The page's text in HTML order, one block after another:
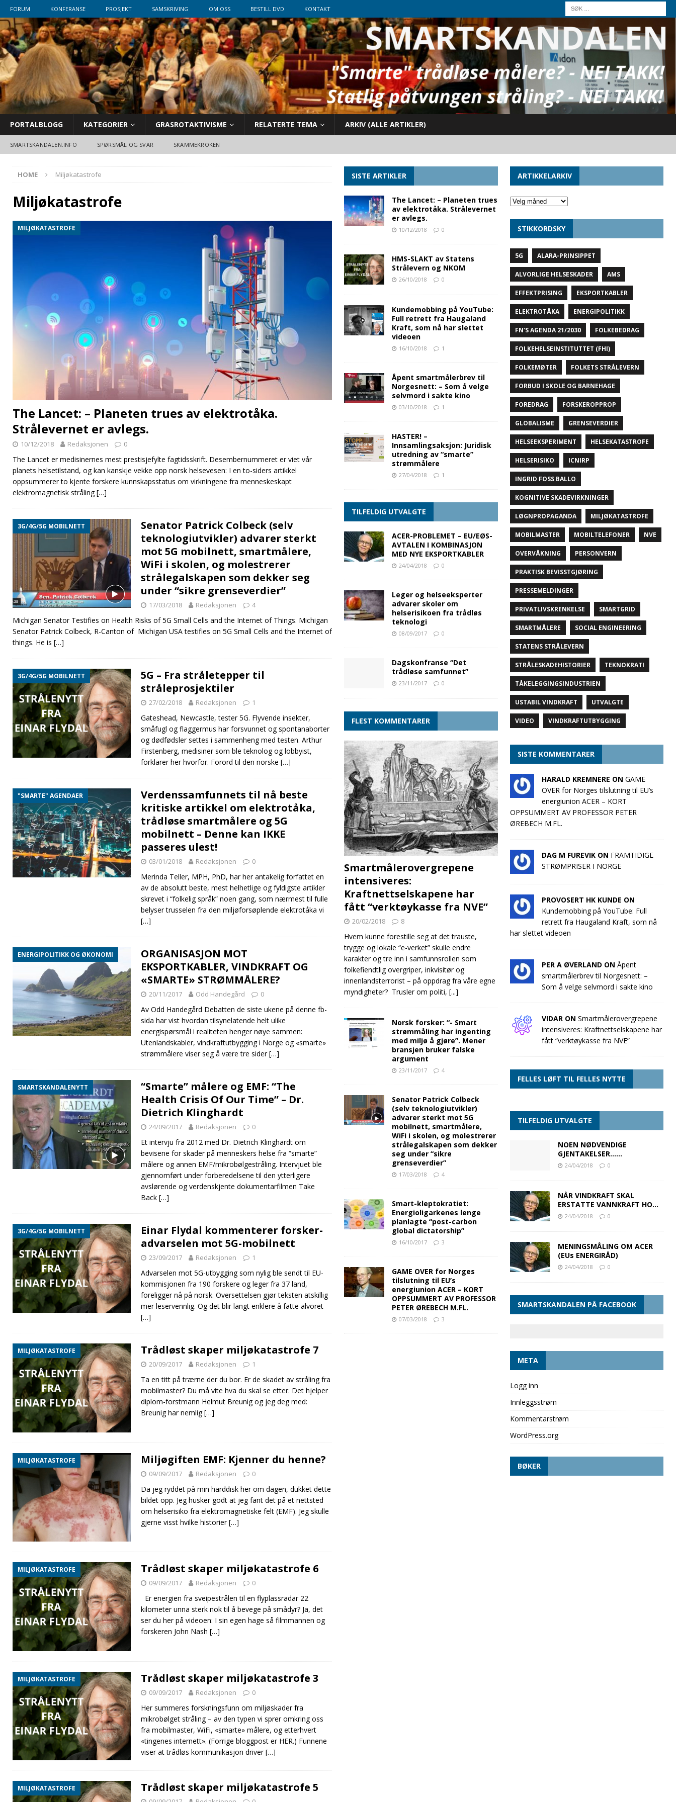
FORUM KONFERANSE PROSJEKT SAMSKRIVING OM OSS BESTILL DVD KONTAKT
PORTALBLOGG KATEGORIER GRASROTAKTIVISME RELATERTE TEMA ARKIV (ALLE ARTIKLER)
SMARTSKANDALEN.INFO SPØRSMÅL OG SVAR SKAMMEKROKEN
HOME Miljøkatastrofe
Miljøkatastrofe
MILJØKATASTROFE
The Lancet: – Planeten trues av elektrotåka.
Strålevernet er avlegs.
10/12/2018 Redaksjonen 0
The Lancet er medisinernes mest prestisjefylte fagtidsskrift. Desembernummeret er viet vår
planets helsetilstand, og kan kanskje vekke opp norsk helsevesen: I en to-siders artikkel
oppsummerer to kjente forskere kunnskapsstatus om virkningene fra menneskeskapt
elektromagnetisk stråling[…]
3G/4G/5G MOBILNETT
Senator Patrick Colbeck (selv
teknologiutvikler) advarer sterkt
mot 5G mobilnett, smartmålere,
WiFi i skolen, og molestrerer
strålegalskapen som dekker seg
under “sikre grenseverdier”
17/03/2018 Redaksjonen 4
Michigan Senator Testifies on Health Risks of 5G Small Cells and the Internet of Things. Michigan
Senator Patrick Colbeck, R-Canton of Michigan USA testifies on 5G Small Cells and the Internet of
things. He is […]
3G/4G/5G MOBILNETT
5G – Fra stråletepper til
stråleprosjektiler
27/02/2018 Redaksjonen 1
Gateshead, Newcastle, tester 5G. Flyvende insekter,
småfugl og flaggermus har forsvunnet og spontanaborter
og dødfødsler settes i sammenheng med testen. Arthur
Firstenberg, medisiner som ble teknolog og lobbyist,
forklarer her hvorfor. Forord til den norske […]
"SMARTE" AGENDAER
Verdenssamfunnets til nå beste
kritiske artikkel om elektrotåka,
trådløse smartmålere og 5G
mobilnett – Denne kan IKKE
passeres ulest!
03/01/2018 Redaksjonen 0
Merinda Teller, MPH, PhD, har her antakelig forfattet en
av de absolutt beste, mest helhetlige og fyldigste artikler
skrevet i “folkelig språk” noen gang, som nærmest til fulle
belyser trusselen fra den miljøforsøplende elektrotåka vi
[…]
ENERGIPOLITIKK OG ØKONOMI
ORGANISASJON MOT
EKSPORTKABLER, VINDKRAFT OG
«SMARTE» STRØMMÅLERE?
20/11/2017 Odd Handegård 0
Av Odd Handegård Debatten de siste ukene på denne fb-
sida har vist hvordan tilsynelatende helt ulike
energispørsmål i realiteten henger nøye sammen:
Utenlandskabler, vindkraftutbygging i Norge og «smarte»
strømmålere viser seg å være tre sider[…]
SMARTSKANDALENYTT
“Smarte” målere og EMF: “The
Health Crisis Of Our Time” – Dr.
Dietrich Klinghardt
24/09/2017 Redaksjonen 0
Et intervju fra 2012 med Dr. Dietrich Klinghardt om
bevisene for skader på menneskers helse fra “smarte”
målere og annen EMF/mikrobølgestråling. Intervjuet ble
gjennomført under forberedelsene til den ytterligere
avslørende og verdenskjente dokumentarfilmen Take
Back […]
3G/4G/5G MOBILNETT
Einar Flydal kommenterer forsker-
advarselen mot 5G-mobilnett
23/09/2017 Redaksjonen 1
Advarselen mot 5G-utbygging som nylig ble sendt til EU-
kommisjonen fra 190 forskere og leger fra 37 land,
foreligger nå på norsk. Oversettelsen gjør teksten atskillig
mer leservennlig. Og det blir langt enklere å fatte alvoret
[…]
MILJØKATASTROFE Trådløst skaper miljøkatastrofe 7
20/09/2017 Redaksjonen 1
Ta en titt på trærne der du bor. Er de skadet av stråling fra
mobilmaster? Du må vite hva du skal se etter. Det hjelper
diplom-forstmann Helmut Breunig og jeg deg med:
Breunig har nemlig[…]
MILJØKATASTROFE Miljøgiften EMF: Kjenner du henne?
09/09/2017 Redaksjonen 0
Da jeg ryddet på min harddisk her om dagen, dukket dette
bildet opp. Jeg husker godt at jeg fant det på et nettsted
om helserisiko fra elektromagnetiske felt (EMF). Jeg skulle
gjerne visst hvilke historier[…]
MILJØKATASTROFE Trådløst skaper miljøkatastrofe 6
09/09/2017 Redaksjonen 0
Er energien fra sveipestrålen til en flyplassradar 22
kilometer unna sterk nok til å bevege på smådyr? Ja, det
ser du her på videoen: I sin egen hage så filmmannen og
forskeren John Nash […]
MILJØKATASTROFE Trådløst skaper miljøkatastrofe 3
09/09/2017 Redaksjonen 0
Her summeres forskningsfunn om miljøskader fra
mikrobølget stråling – av den typen vi sprer omkring oss
fra mobilmaster, WiFi, «smarte» målere, og etterhvert
«tingenes internett». (Forrige bloggpost er HER.) Funnene
viser at trådløs kommunikasjon driver[…]
MILJØKATASTROFE Trådløst skaper miljøkatastrofe 5
SISTE ARTIKLER
The Lancet: – Planeten trues
av elektrotåka. Strålevernet
er avlegs.
10/12/2018 0
HMS-SLAKT av Statens
Strålevern og NKOM
26/10/2018 0
Kundemobbing på YouTube:
Full retrett fra Haugaland
Kraft, som nå har slettet
videoen
16/10/2018 1
Åpent smartmålerbrev til
Norgesnett: – Som å velge
selvmord i sakte kino
03/10/2018 1
HASTER! –
Innsamlingsaksjon: Juridisk
utredning av “smarte”
strømmålere
27/04/2018 1
TILFELDIG UTVALGTE
ACER-PROBLEMET – EU/EØS-
AVTALEN I KOMBINASJON
MED NYE EKSPORTKABLER
24/04/2018 0
Leger og helseeksperter
advarer skoler om
helserisikoen fra trådløs
teknologi
08/09/2017 0
Dagskonfranse “Det
trådløse samfunnet”
23/11/2017 0
FLEST KOMMENTARER
Smartmålerovergrepene
intensiveres:
Kraftnettselskapene har
fått “verktøykasse fra NVE”
20/02/2018 8
Hvem kunne forestille seg at det trauste,
trygge og lokale “e-verket” skulle endre
karakter og tre inn i samfunnsrollen som
folkefiendtlig overgriper, inkvisitør og
innenlandsterrorist – på oppdrag fra våre egne
myndigheter? Trusler om politi,[...]
Norsk forsker: “- Smart
strømmåling har ingenting
med miljø å gjøre”. Mener
bransjen bruker falske
argument
23/11/2017 4
Senator Patrick Colbeck
(selv teknologiutvikler)
advarer sterkt mot 5G
mobilnett, smartmålere,
WiFi i skolen, og molestrerer
strålegalskapen som dekker
seg under “sikre
grenseverdier”
17/03/2018 4
Smart-kleptokratiet:
Energioligarkenes lenge
planlagte “post-carbon
global dictatorship”
16/10/2017 3
GAME OVER for Norges
tilslutning til EU’s
energiunion ACER – KORT
OPPSUMMERT AV PROFESSOR
PETER ØREBECH M.FL.
07/03/2018 3
ARTIKKELARKIV
STIKKORDSKY
5G ALARA-PRINSIPPET
ALVORLIGE HELSESKADER AMS
EFFEKTPRISING EKSPORTKABLER
ELEKTROTÅKA ENERGIPOLITIKK
FN'S AGENDA 21/2030 FOLKEBEDRAG
FOLKEHELSEINSTITUTTET (FHI)
FOLKEMØTER FOLKETS STRÅLEVERN
FORBUD I SKOLE OG BARNEHAGE
FOREDRAG FORSKEROPPROP
GLOBALISME GRENSEVERDIER
HELSEEKSPERIMENT HELSEKATASTROFE
HELSERISIKO ICNIRP
INGRID FOSS BALLO
KOGNITIVE SKADEVIRKNINGER
LØGNPROPAGANDA MILJØKATASTROFE
MOBILMASTER MOBILTELEFONER NVE
OVERVÅKNING PERSONVERN
PRAKTISK BEVISSTGJØRING
PRESSEMELDINGER
PRIVATLIVSKRENKELSE SMARTGRID
SMARTMÅLERE SOCIAL ENGINEERING
STATENS STRÅLEVERN
STRÅLESKADEHISTORIER TEKNOKRATI
TÅKELEGGINGSINDUSTRIEN
USTABIL VINDKRAFT UTVALGTE
VIDEO VINDKRAFTUTBYGGING
SISTE KOMMENTARER
HARALD KREMNERE ON GAME
OVER for Norges tilslutning til EU’s
energiunion ACER – KORT
OPPSUMMERT AV PROFESSOR PETER
ØREBECH M.FL.
DAG M FUREVIK ON FRAMTIDIGE
STRØMPRISER I NORGE
PROVOSERT HK KUNDE ON
Kundemobbing på YouTube: Full
retrett fra Haugaland Kraft, som nå
har slettet videoen
PER A ØVERLAND ON Åpent
smartmålerbrev til Norgesnett: –
Som å velge selvmord i sakte kino
VIDAR ON Smartmålerovergrepene
intensiveres: Kraftnettselskapene har
fått “verktøykasse fra NVE”
FELLES LØFT TIL FELLES NYTTE
TILFELDIG UTVALGTE
NOEN NØDVENDIGE
GJENTAKELSER……
24/04/2018 0
NÅR VINDKRAFT SKAL
ERSTATTE VANNKRAFT HO…
24/04/2018 0
MENINGSMÅLING OM ACER
(EUs ENERGIRÅD)
24/04/2018 0
SMARTSKANDALEN PÅ FACEBOOK
META
Logg inn
Innleggsstrøm
Kommentarstrøm
WordPress.org
BØKER